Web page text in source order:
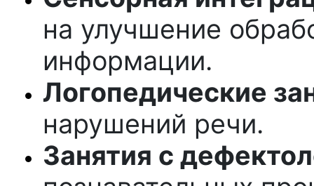
на улучшение
информации.
Логопедические
нарушений речи.
Занятия с